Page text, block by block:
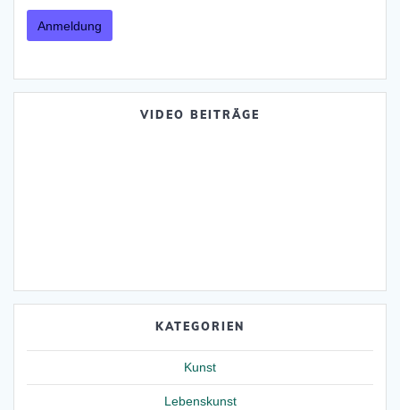
VIDEO BEITRÄGE
KATEGORIEN
Kunst
Lebenskunst